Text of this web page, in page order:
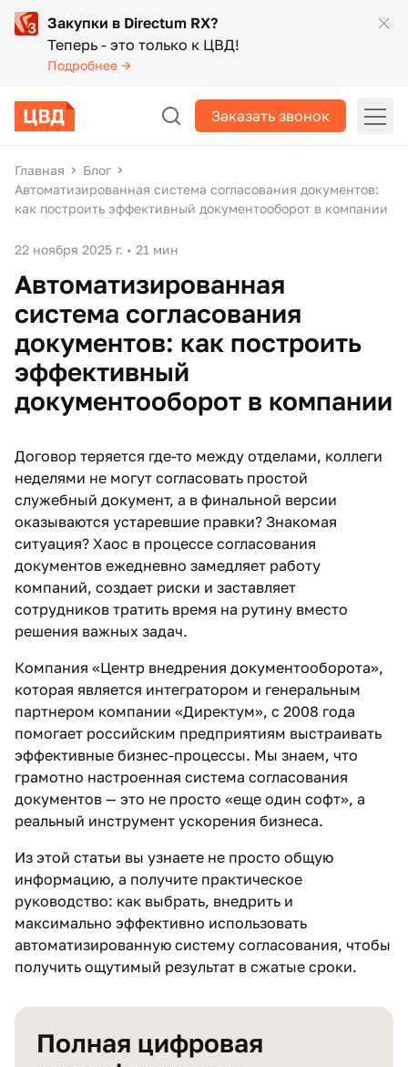
Закупки в Directum RX?
Теперь - это только к ЦВД!
Подробнее →
Заказать звонок
Главная
Блог
Автоматизированная система согласования документов:
как построить эффективный документооборот в компании
22 ноября 2025 г. • 21 мин
Автоматизированная
система согласования
документов: как построить
эффективный
документооборот в компании
Договор теряется где-то между отделами, коллеги
неделями не могут согласовать простой
служебный документ, а в финальной версии
оказываются устаревшие правки? Знакомая
ситуация? Хаос в процессе согласования
документов ежедневно замедляет работу
компаний, создает риски и заставляет
сотрудников тратить время на рутину вместо
решения важных задач.
Компания «Центр внедрения документооборота»,
которая является интегратором и генеральным
партнером компании «Директум», с 2008 года
помогает российским предприятиям выстраивать
эффективные бизнес-процессы. Мы знаем, что
грамотно настроенная система согласования
документов — это не просто «еще один софт», а
реальный инструмент ускорения бизнеса.
Из этой статьи вы узнаете не просто общую
информацию, а получите практическое
руководство: как выбрать, внедрить и
максимально эффективно использовать
автоматизированную систему согласования, чтобы
получить ощутимый результат в сжатые сроки.
Полная цифровая